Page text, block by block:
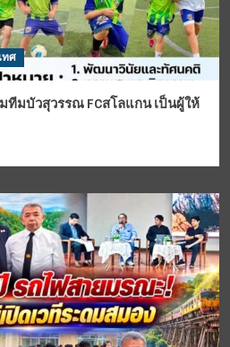
ทศ
ทีมบัวสุวรรณ FCสโลแกน เป็นผู้ให้